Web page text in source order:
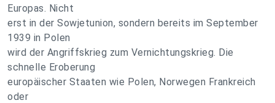
Europas. Nicht
erst in der Sowjetunion, sondern bereits im September
1939 in Polen
wird der Angriffskrieg zum Vernichtungskrieg. Die
schnelle Eroberung
europäischer Staaten wie Polen, Norwegen Frankreich
oder